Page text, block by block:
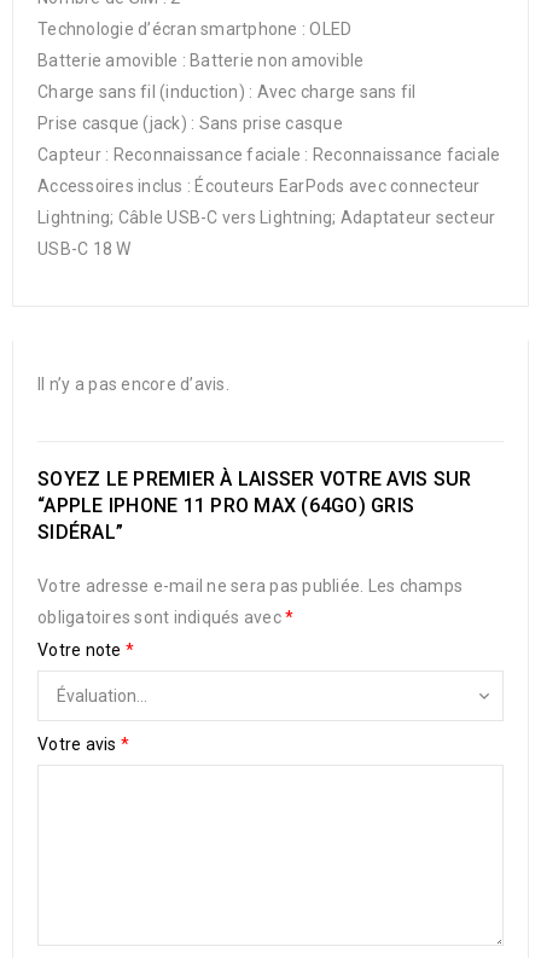
Technologie d’écran smartphone : OLED
Batterie amovible : Batterie non amovible
Charge sans fil (induction) : Avec charge sans fil
Prise casque (jack) : Sans prise casque
Capteur : Reconnaissance faciale : Reconnaissance faciale
Accessoires inclus : Écouteurs EarPods avec connecteur
Lightning; Câble USB-C vers Lightning; Adaptateur secteur
USB-C 18 W
Il n’y a pas encore d’avis.
SOYEZ LE PREMIER À LAISSER VOTRE AVIS SUR
“APPLE IPHONE 11 PRO MAX (64GO) GRIS
SIDÉRAL”
Votre adresse e-mail ne sera pas publiée.
Les champs
obligatoires sont indiqués avec*
Votre note *
Votre avis *